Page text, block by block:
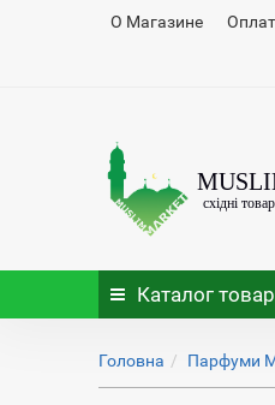
О Магазине
Каталог
Головна Парфуми